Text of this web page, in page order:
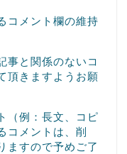
コメント欄の維持
事と関係のないコ
頂きますようお願
（例：長文、コピ
コメントは、削
ますので予めご了